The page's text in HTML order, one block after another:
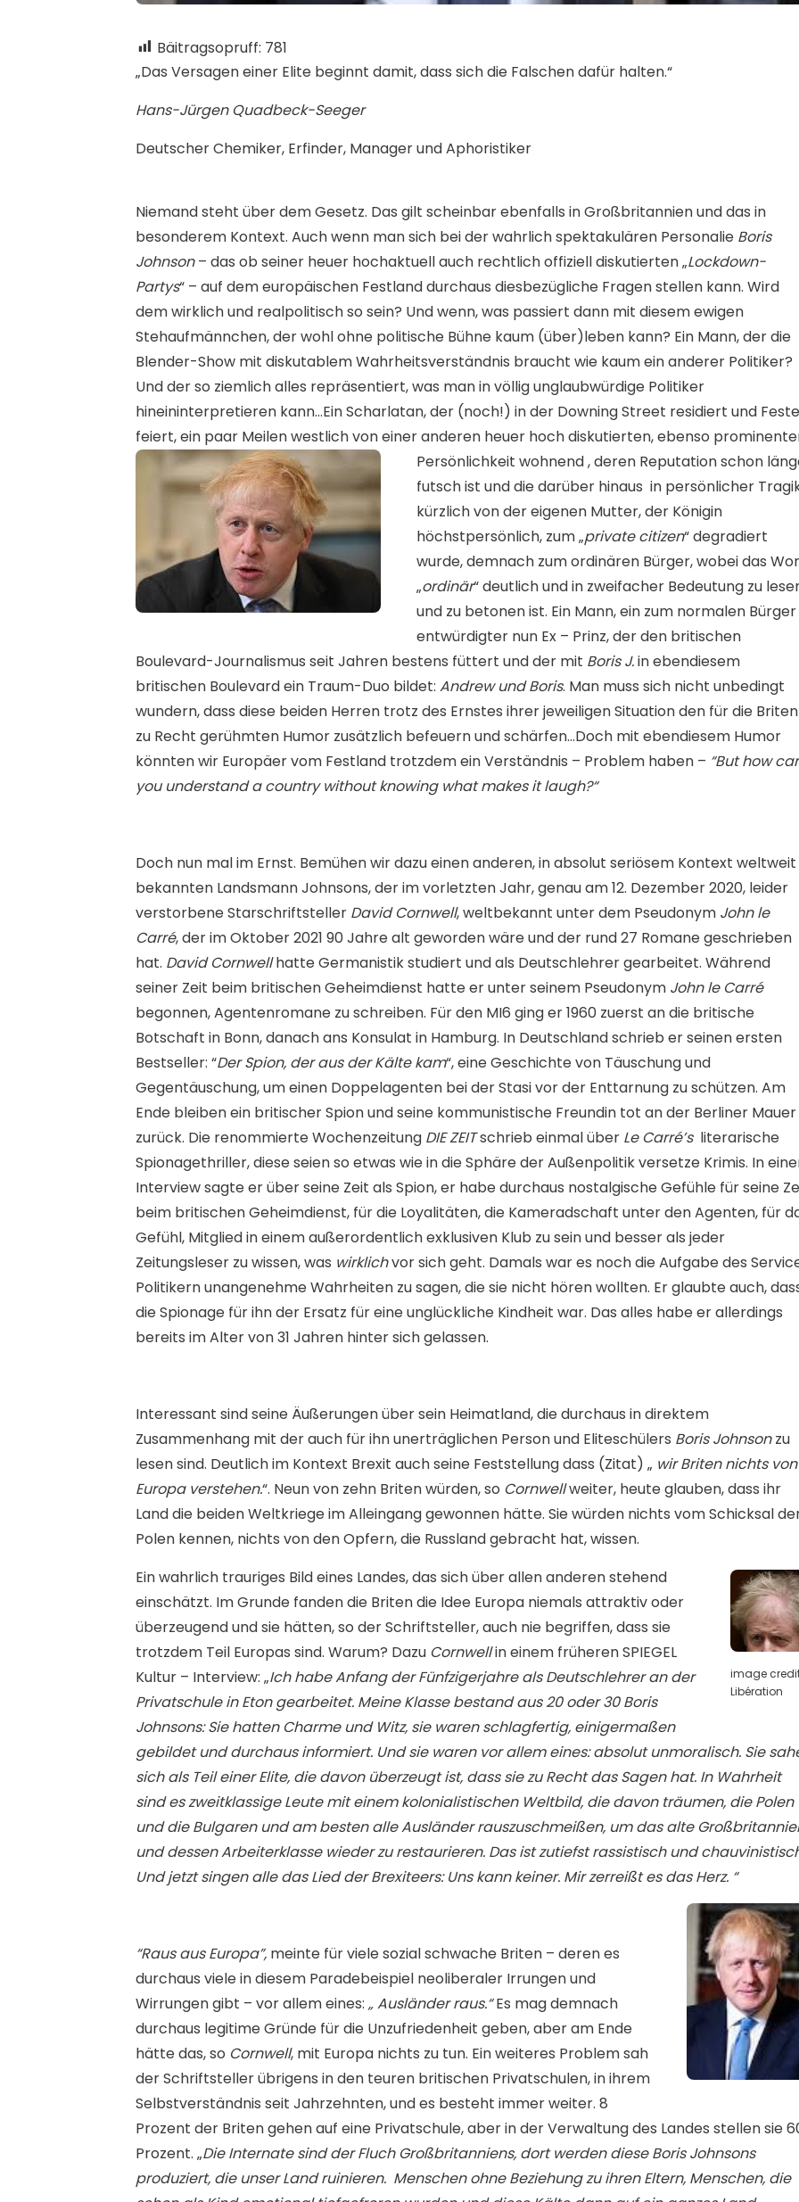
Bäitragsopruff: 781
„Das Versagen einer Elite beginnt damit, dass sich die Falschen dafür halten.“
Hans-Jürgen Quadbeck-Seeger
Deutscher Chemiker, Erfinder, Manager und Aphoristiker
Niemand steht über dem Gesetz. Das gilt scheinbar ebenfalls in Großbritannien und das in
besonderem Kontext. Auch wenn man sich bei der wahrlich spektakulären Personalie Boris
Johnson– das ob seiner heuer hochaktuell auch rechtlich offiziell diskutierten „Lockdown-
Partys“ – auf dem europäischen Festland durchaus diesbezügliche Fragen stellen kann. Wird
dem wirklich und realpolitisch so sein? Und wenn, was passiert dann mit diesem ewigen
Stehaufmännchen, der wohl ohne politische Bühne kaum (über)leben kann? Ein Mann, der die
Blender-Show mit diskutablem Wahrheitsverständnis braucht wie kaum ein anderer Politiker?
Und der so ziemlich alles repräsentiert, was man in völlig unglaubwürdige Politiker
hineininterpretieren kann…Ein Scharlatan, der (noch!) in der Downing Street residiert und Feste
feiert, ein paar Meilen westlich von einer anderen heuer hoch diskutierten,ebenso
Persönlichkeit wohnend , deren Reputation schon
futsch ist und die darüber hinaus in persönlicher
kürzlich von der eigenen Mutter, der Königin
höchstpersönlich, zum „private citizen“ degradiert
wurde, demnach zum ordinären Bürger, wobei das
„ordinär“ deutlich und in zweifacher Bedeutung zu
und zu betonen ist. Ein Mann, ein zum normalen Bürger
entwürdigter nun Ex – Prinz, der den britischen
Boulevard-Journalismus seit Jahren bestens füttert und der mit Boris J.in ebendiesem
britischen Boulevard ein Traum-Duo bildet: Andrew und Boris. Man muss sich nicht unbedingt
wundern, dass diese beiden Herren trotz des Ernstes ihrer jeweiligen Situation den für die Briten
zu Recht gerühmten Humor zusätzlich befeuern und schärfen…Doch mit ebendiesem Humor
könnten wir Europäer vom Festland trotzdem ein Verständnis – Problem haben – “But how
you understand a country without knowing what makes it laugh?“
Doch nun mal im Ernst. Bemühen wir dazu einen anderen, in absolut seriösem Kontext weltweit
bekannten Landsmann Johnsons, der im vorletzten Jahr, genau am 12. Dezember 2020, leider
verstorbene Starschriftsteller David Cornwell, weltbekannt unter dem Pseudonym John le
Carré, der im Oktober 2021 90 Jahre alt geworden wäre und der rund 27 Romane geschrieben
hat. David Cornwellhatte Germanistik studiert und als Deutschlehrer gearbeitet. Während
seiner Zeit beim britischen Geheimdienst hatte er unter seinem Pseudonym John le Carré
begonnen, Agentenromane zu schreiben. Für den MI6 ging er 1960 zuerst an die britische
Botschaft in Bonn, danach ans Konsulat in Hamburg. In Deutschland schrieb er seinen ersten
Bestseller: “Der Spion, der aus der Kälte kam“, eine Geschichte von Täuschung und
Gegentäuschung, um einen Doppelagenten bei der Stasi vor der Enttarnung zu schützen. Am
Ende bleiben ein britischer Spion und seine kommunistische Freundin tot an der Berliner Mauer
zurück. Die renommierte Wochenzeitung DIE ZEITschrieb einmal über Le Carré’sliterarische
Spionagethriller, diese seien so etwas wie in die Sphäre der Außenpolitik versetze Krimis. In
Interview sagte er über seine Zeit als Spion, er habe durchaus nostalgische Gefühle für seine
beim britischen Geheimdienst, für die Loyalitäten, die Kameradschaft unter den Agenten, für
Gefühl, Mitglied in einem außerordentlich exklusiven Klub zu sein und besser als jeder
Zeitungsleser zu wissen, was wirklichvor sich geht. Damals war es noch die Aufgabe des
Politikern unangenehme Wahrheiten zu sagen, die sie nicht hören wollten. Er glaubte auch,
die Spionage für ihn der Ersatz für eine unglückliche Kindheit war. Das alles habe er allerdings
bereits im Alter von 31 Jahren hinter sich gelassen.
Interessant sind seine Äußerungen über sein Heimatland, die durchaus in direktem
Zusammenhang mit der auch für ihn unerträglichen Person und Eliteschülers Boris Johnsonzu
lesen sind. Deutlich im Kontext Brexit auch seine Feststellung dass (Zitat) „ wir Briten nichts von
Europa verstehen.“. Neun von zehn Briten würden, so Cornwellweiter, heute glauben, dass ihr
Land die beiden Weltkriege im Alleingang gewonnen hätte. Sie würden nichts vom Schicksal
Polen kennen, nichts von den Opfern, die Russland gebracht hat, wissen.
image
Libération
Ein wahrlich trauriges Bild eines Landes, das sich über allen anderen stehend
einschätzt. Im Grunde fanden die Briten die Idee Europa niemals attraktiv oder
überzeugend und sie hätten, so der Schriftsteller, auch nie begriffen, dass sie
trotzdem Teil Europas sind. Warum? Dazu Cornwellin einem früheren SPIEGEL
Kultur – Interview: „Ich habe Anfang der Fünfzigerjahre als Deutschlehrer an der
Privatschule in Eton gearbeitet. Meine Klasse bestand aus 20 oder 30 Boris
Johnsons: Sie hatten Charme und Witz, sie waren schlagfertig, einigermaßen
gebildet und durchaus informiert. Und sie waren vor allem eines: absolut unmoralisch. Sie
sich als Teil einer Elite, die davon überzeugt ist, dass sie zu Recht das Sagen hat. In Wahrheit
sind es zweitklassige Leute mit einem kolonialistischen Weltbild, die davon träumen, die Polen
und die Bulgaren und am besten alle Ausländer rauszuschmeißen, um das alte
und dessen Arbeiterklasse wieder zu restaurieren. Das ist zutiefst rassistisch und
Und jetzt singen alle das Lied der Brexiteers: Uns kann keiner. Mir zerreißt es das Herz. “
“Raus aus Europa”, meinte für viele sozial schwache Briten – deren es
durchaus viele in diesem Paradebeispiel neoliberaler Irrungen und
Wirrungen gibt – vor allem eines: „ Ausländer raus.“Es mag demnach
durchaus legitime Gründe für die Unzufriedenheit geben, aber am Ende
hätte das, so Cornwell, mit Europa nichts zu tun. Ein weiteres Problem sah
der Schriftsteller übrigens in den teuren britischen Privatschulen, in ihrem
Selbstverständnis seit Jahrzehnten, und es besteht immer weiter. 8
Prozent der Briten gehen auf eine Privatschule, aber in der Verwaltung des Landes stellen sie
Prozent. „Die Internate sind der Fluch Großbritanniens, dort werden diese Boris Johnsons
produziert, die unser Land ruinieren. Menschen ohne Beziehung zu ihren Eltern, Menschen, die